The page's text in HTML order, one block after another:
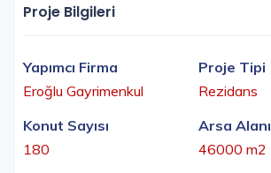
Proje Bilgileri
Yapımcı Firma
Eroğlu Gayrimenkul
Proje Tipi
Rezidans
Konut Sayısı
180
Arsa Alanı
46000 m2